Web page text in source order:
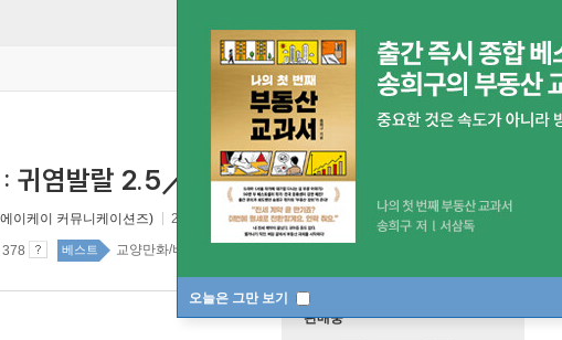
오늘은 그만 보기
: 귀염발랄 2.5／2／3등신 편
이케이 커뮤니케이션즈) 2018년 12월 11일
378 베스트 교양만화/비평/작법 top20 23주
판매중